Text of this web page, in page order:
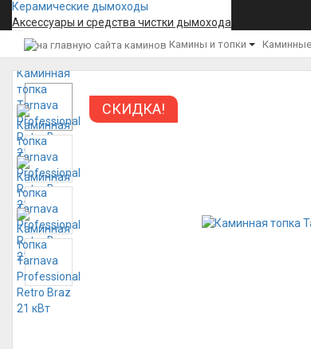
Керамические дымоходы
Аксессуары и средства чистки дымохода
Камины и топки
СКИДКА!